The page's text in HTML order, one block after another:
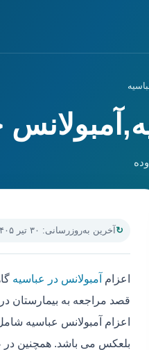
آخرین به‌روزرسانی: ۳۰ تیر ۱۴۰۵
اعزام آمبولانس در عباسیه
قصد مراجعه به بیمارستان
اعزام آمبولانس عباسیه
بلعکس می باشد. همچنین در